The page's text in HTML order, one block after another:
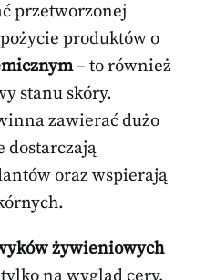
przetworzonej
produktów o
– to również
stanu skóry.
zawierać dużo
dostarczają
oraz wspierają
żywieniowych